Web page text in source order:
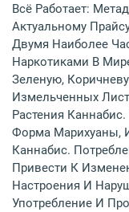
Всё Работает:
Актуальному
Двумя Наиболее
Наркотиками В
Зеленую,
Измельченных
Растения
Форма Марихуаны,
Каннабис.
Привести К
Настроения И
Употребление И